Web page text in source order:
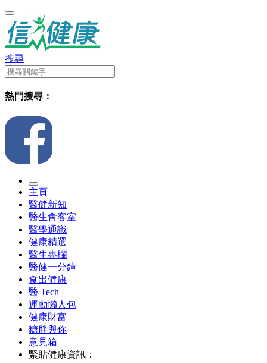
搜尋
熱門搜尋：
主頁
醫健新知
醫生會客室
醫學通識
健康精選
醫生專欄
醫健一分鐘
食出健康
醫 Tech
運動懶人包
健康財富
糖胖與你
意見箱
緊貼健康資訊：